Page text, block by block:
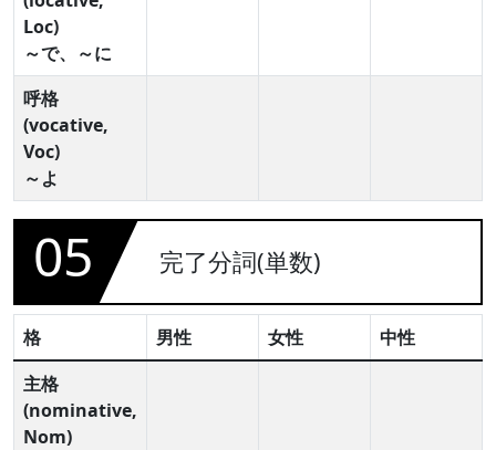
Loc)
～で、～に
呼格
(vocative,
Voc)
～よ
05 完了分詞(単数)
格 男性 女性
中性
主格
(nominative,
Nom)